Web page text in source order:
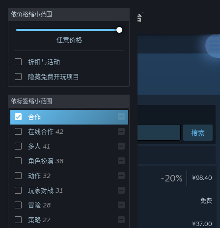
登录
关于
客服
查看桌面版网站
依价格缩小范围
任意价格
折扣与活动
隐藏免费开玩项目
依标签缩小范围
合作
在线合作 42
多人 41
角色扮演 38
动作 32
玩家对战 31
冒险 28
策略 27
合作
排序依据 相关性
搜索
58 个匹配的搜索结果。
-20% ¥98.40
免费
¥37.00